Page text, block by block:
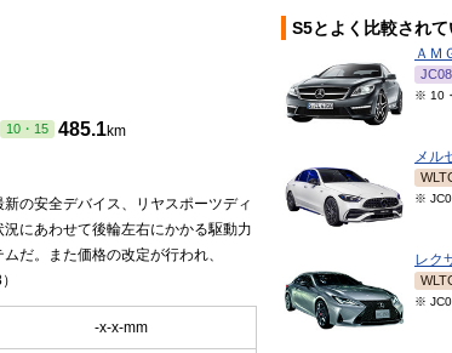
10・15 485.1km
の安全デバイス、リヤスポーツディ
にあわせて後輪左右にかかる駆動力
だ。また価格の改定が行われ、
-x-x-mm
S5とよく比較され
ＡＭ
JC08
※ 10
メル
※
レク
※